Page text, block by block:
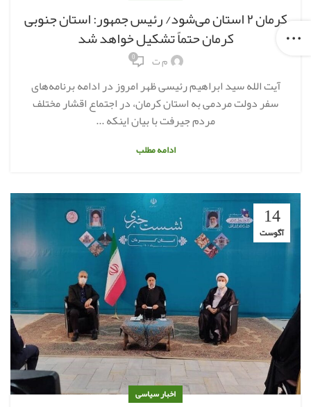
کرمان ۲ استان می‌شود/ رئیس جمهور: استان جنوبی
کرمان حتماً تشکیل خواهد شد
م ت 0
آیت الله سید ابراهیم رئیسی ظهر امروز در ادامه برنامه‌های
سفر دولت مردمی به استان کرمان، در اجتماع اقشار مختلف
مردم جیرفت با بیان اینکه ...
ادامه مطلب
14
آگوست
اخبار سیاسی